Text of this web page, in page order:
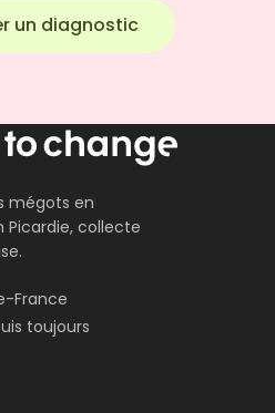
un diagnostic
mégots en
Picardie, collecte
France
toujours